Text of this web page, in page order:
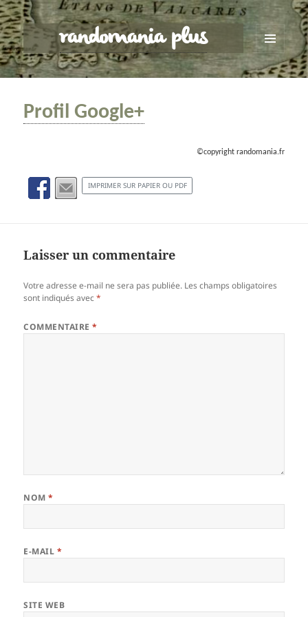
randomania plus
MENU
ET
WIDGETS
Profil Google+
©copyright randomania.fr
IMPRIMER SUR PAPIER OU PDF
Laisser un commentaire
Votre adresse e-mail ne sera pas publiée. Les champs obligatoires
sont indiqués avec*
COMMENTAIRE*
NOM*
E-MAIL *
SITE WEB